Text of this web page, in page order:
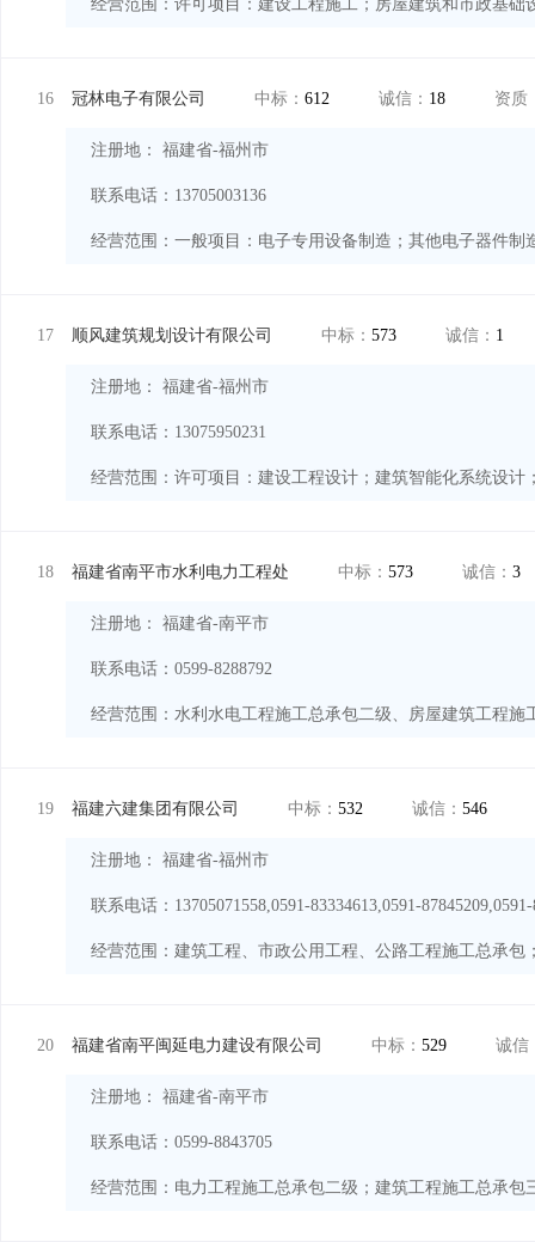
经营范围：
16 冠林电子有限公司 中标： 612 诚信： 18 资质
注册地： 福建省-福州市
联系电话：13705003136
经营范围：
17 顺风建筑规划设计有限公司 中标： 573 诚信： 1
注册地： 福建省-福州市
联系电话：13075950231
经营范围：
18 福建省南平市水利电力工程处 中标： 573 诚信： 3
注册地： 福建省-南平市
联系电话：0599-8288792
经营范围：
19 福建六建集团有限公司 中标： 532 诚信： 546
注册地： 福建省-福州市
联系电话：13705071558,0591-83334613,0591-
经营范围：
20 福建省南平闽延电力建设有限公司 中标： 529 诚信
注册地： 福建省-南平市
联系电话：0599-8843705
经营范围：